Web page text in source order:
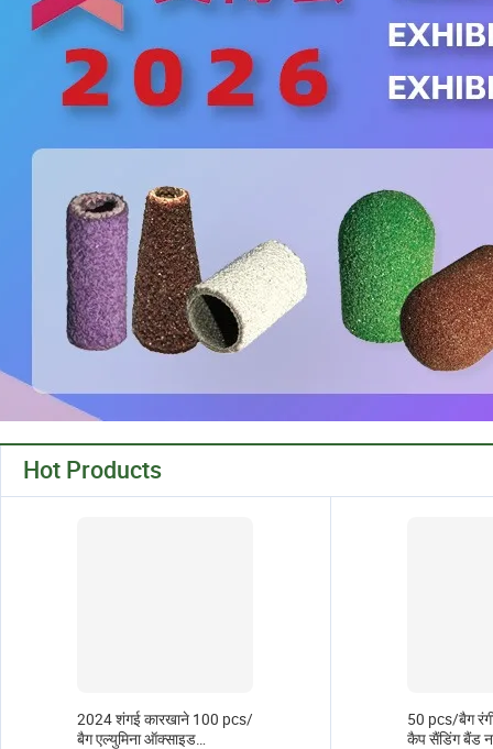
Hot Products
2024 शंगई कारखाने 100 pcs/
बैग एल्युमिना ऑक्साइड
50 pcs/बैग
कैप सैंडिंग बैंड